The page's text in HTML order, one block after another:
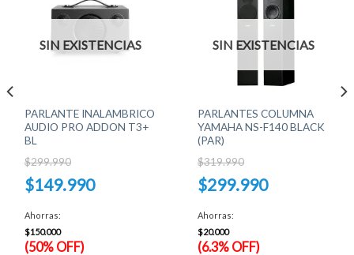
SIN EXISTENCIAS
PARLANTE INALAMBRICO
AUDIO PRO ADDON T3+
BL
$299.990
El
precio
original
$299.990.
$149.990
precio
actual
es:
$149.990.
Ahorras:
$150.000
(50% OFF)
SIN EXISTENCIAS
PARLANTES COLUMNA
YAMAHA NS-F140 BLACK
(PAR)
$319.990
El
precio
original
$319.990.
$299.990
precio
actual
es:
$299.990.
Ahorras:
$20.000
(6.3% OFF)